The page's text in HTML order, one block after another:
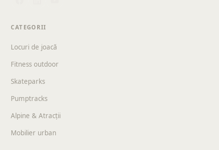
CATEGORII
Locuri de joacă
Fitness outdoor
Skateparks
Pumptracks
Alpine & Atracții
Mobilier urban